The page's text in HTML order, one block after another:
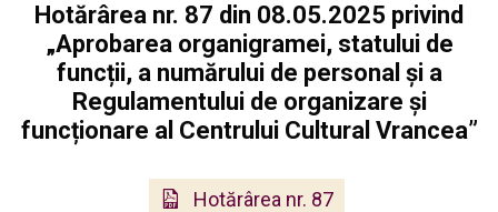
Hotărârea nr. 87 din 08.05.2025 privind
„Aprobarea organigramei, statului de
funcții, a numărului de personal și a
Regulamentului de organizare și
funcționare al Centrului Cultural Vrancea”
Hotărârea nr. 87